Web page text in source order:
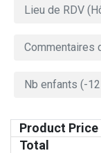
Product Price
Total